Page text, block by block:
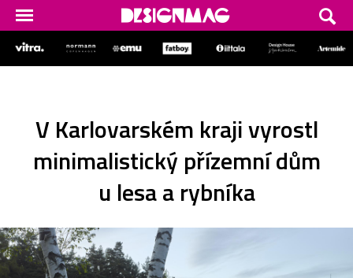
V Karlovarském kraji vyrostl
minimalistický přízemní dům
u lesa a rybníka